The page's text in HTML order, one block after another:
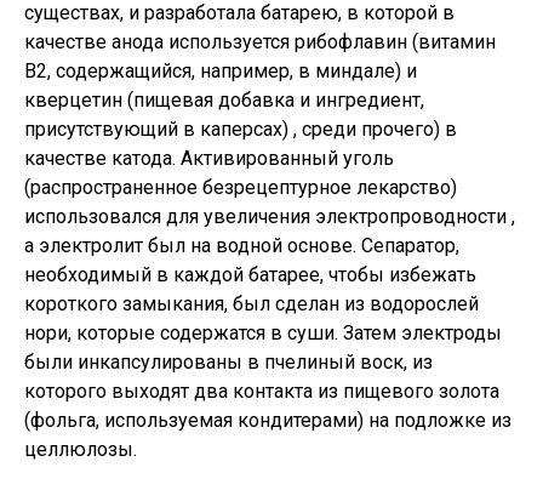
существах, и разработала батарею, в которой в
качестве анода используется рибофлавин (витамин
B2, содержащийся, например, в миндале) и
кверцетин (пищевая добавка и ингредиент,
присутствующий в каперсах) , среди прочего) в
качестве катода. Активированный уголь
(распространенное безрецептурное лекарство)
использовался для увеличения электропроводности ,
а электролит был на водной основе. Сепаратор,
необходимый в каждой батарее, чтобы избежать
короткого замыкания, был сделан из водорослей
нори, которые содержатся в суши. Затем электроды
были инкапсулированы в пчелиный воск, из
которого выходят два контакта из пищевого золота
(фольга, используемая кондитерами) на подложке из
целлюлозы.